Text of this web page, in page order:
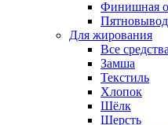
Финишная
Для жирования
Все
Замша
Текстиль
Хлопок
Шёлк
Шерсть